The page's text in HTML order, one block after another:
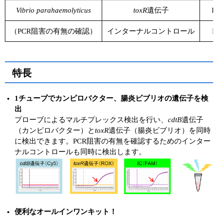
Vibrio parahaemolyticus toxR遺伝子
（PCR阻害の有無の確認） インターナルコントロール
特長
1チューブでカンピロバクター、腸炎ビブリオの遺伝子を検
出
プローブによるマルチプレックス検出を行い、 cdtB遺伝子
（カンピロバクター）とtoxR遺伝子（腸炎ビブリオ）を同時
に検出できます。PCR阻害の有無を確認するためのインター
ナルコントロールも同時に検出します。
便利なオールインワンキット！